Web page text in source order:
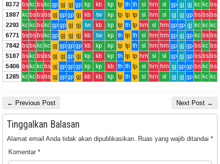
8372 bskc bskc gp gj gj gp kp kb kp tp th th sl hm sl gp gj gj kc kc bs
1887 kc bsbsbs gj gp gp gj kb tw kp tp tp tp sl hm sl gj gj gp bs bs bs
2293 kc kc bskc gp gp gj gj tw kb kp tp th tp hm sl hm gp gp gj kc kc kc
6771 bsbsbskc gp gj gj gj kb tw kp th tp th sl hm hm gp gj gp kc bs bs
7842 bsbskc kc gj gp gp gp kb kp kp tp tp th sl hm hm gp gj gp bs kc bs
5187 bskc bsbs gj gj gp gj kp kb kp th tp tp hm sl sl gp gj gp bs bs bs
5406 bskc kc bs gj gp gp gp kp kp kb th th tp sl hm hm gj gp gp bs kc bs
1285 kc kc bsbs gj gp gp gj kb kb kp tp th tp sl hm sl gj gj gp kc kc kc
← Previous Post Next Post →
Tinggalkan Balasan
Alamat email Anda tidak akan dipublikasikan. Ruas yang wajib ditandai *
Komentar *